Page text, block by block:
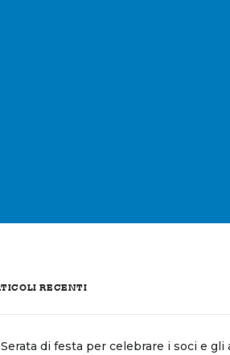
RECENTI
Serata di festa per celebrare i soci e gli